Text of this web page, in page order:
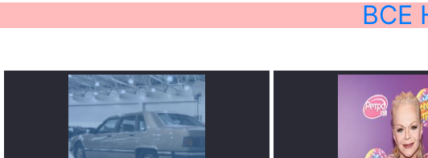
ВСЕ